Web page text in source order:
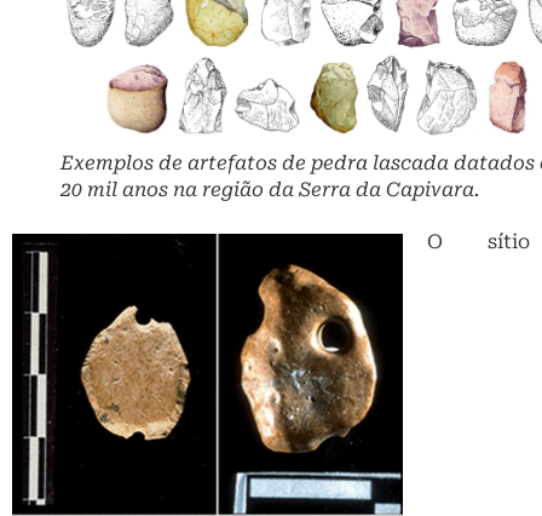
Adornos de colar feitos em osso de
preguiça gigante, datados em 20 mil
anos, no sítio Santa Elina, Mato Grosso.
O sítio
arqueológico Santa Elina, no Mato Grosso, apresenta
artefatos de pedra lascada (lascas retocadas de
calcário) e até mesmo adorno de colares produzidos